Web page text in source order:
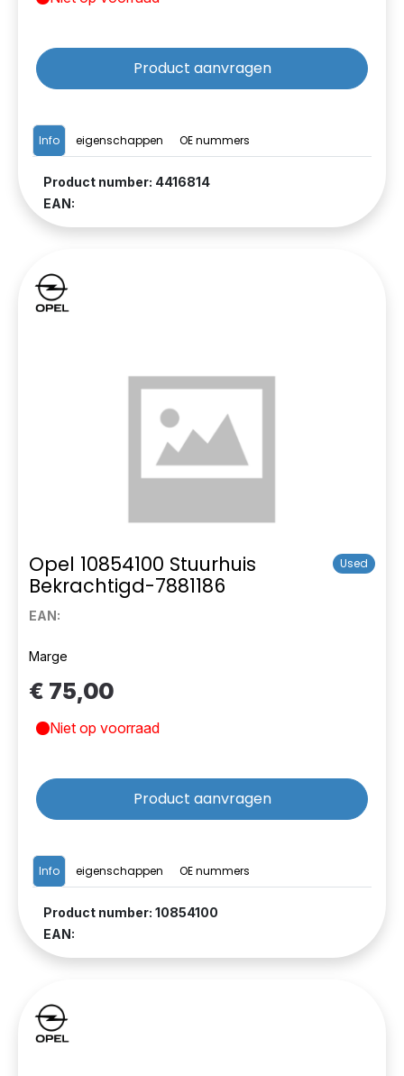
Info eigenschappen OE nummers
Product number: 4416814
EAN:
Product aanvragen
Opel 10854100 Stuurhuis
Bekrachtigd-7881186
Used
EAN:
Info eigenschappen OE nummers
Product number: 10854100
EAN:
Marge
€ 75,00
Niet op voorraad
Product aanvragen